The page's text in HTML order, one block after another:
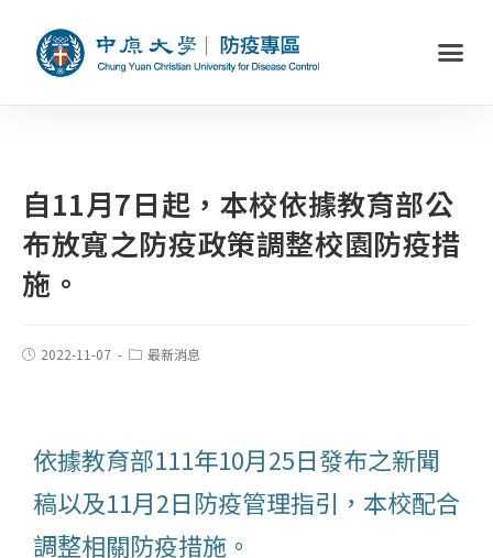
自11月7日起，本校依據教育部公
布放寬之防疫政策調整校園防疫措
施。
2022-11-07 最新消息
依據教育部111年10月25日發布之新聞
稿以及11月2日防疫管理指引，本校配合
調整相關防疫措施。